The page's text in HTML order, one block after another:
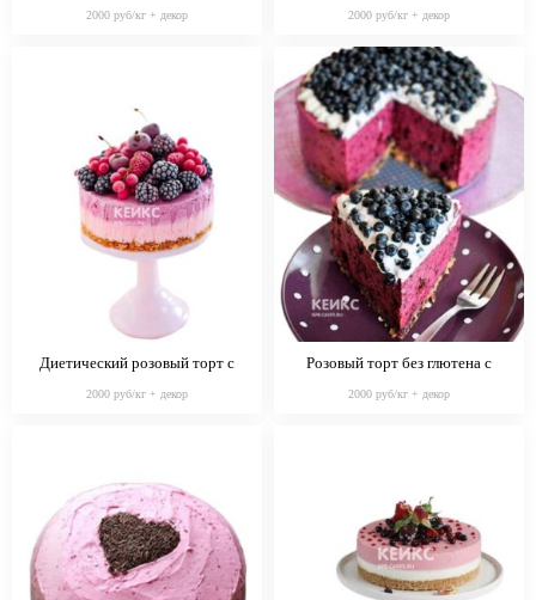
2000 руб/кг + декор 2000 руб/кг + декор
Диетический розовый торт с
2000 руб/кг + декор
Розовый торт без глютена с
2000 руб/кг + декор